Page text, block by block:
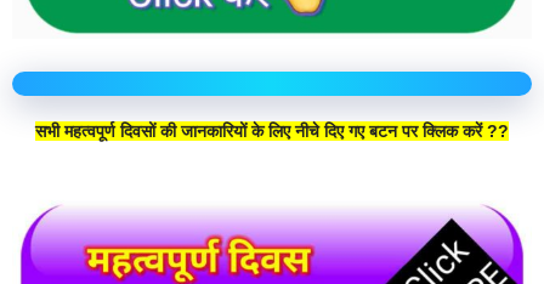
सभी महत्वपूर्ण दिवसों की जानकारियों के लिए नीचे दिए गए बटन पर क्लिक करें ??